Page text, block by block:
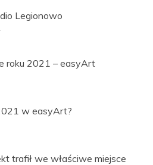
Legionowo
roku 2021 – easyArt
w easyArt?
trafił we właściwe miejsce